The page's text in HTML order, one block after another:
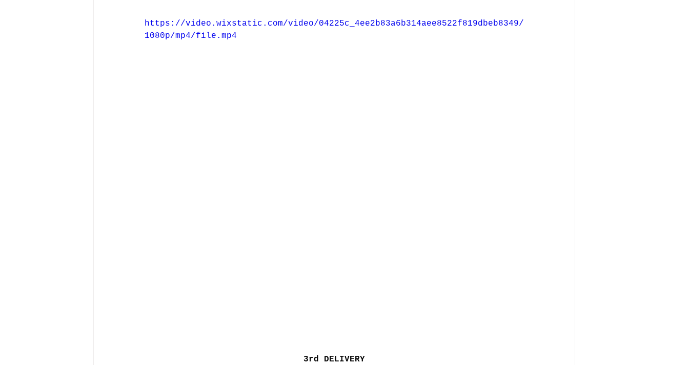
https://video.wixstatic.com/video/04225c_4ee2b83a6b314aee8522f819dbeb8349/
1080p/mp4/file.mp4
3rd DELIVERY